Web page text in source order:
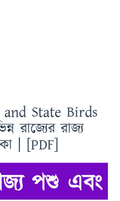
State Birds
রাজ্যের রাজ্য
| [PDF]